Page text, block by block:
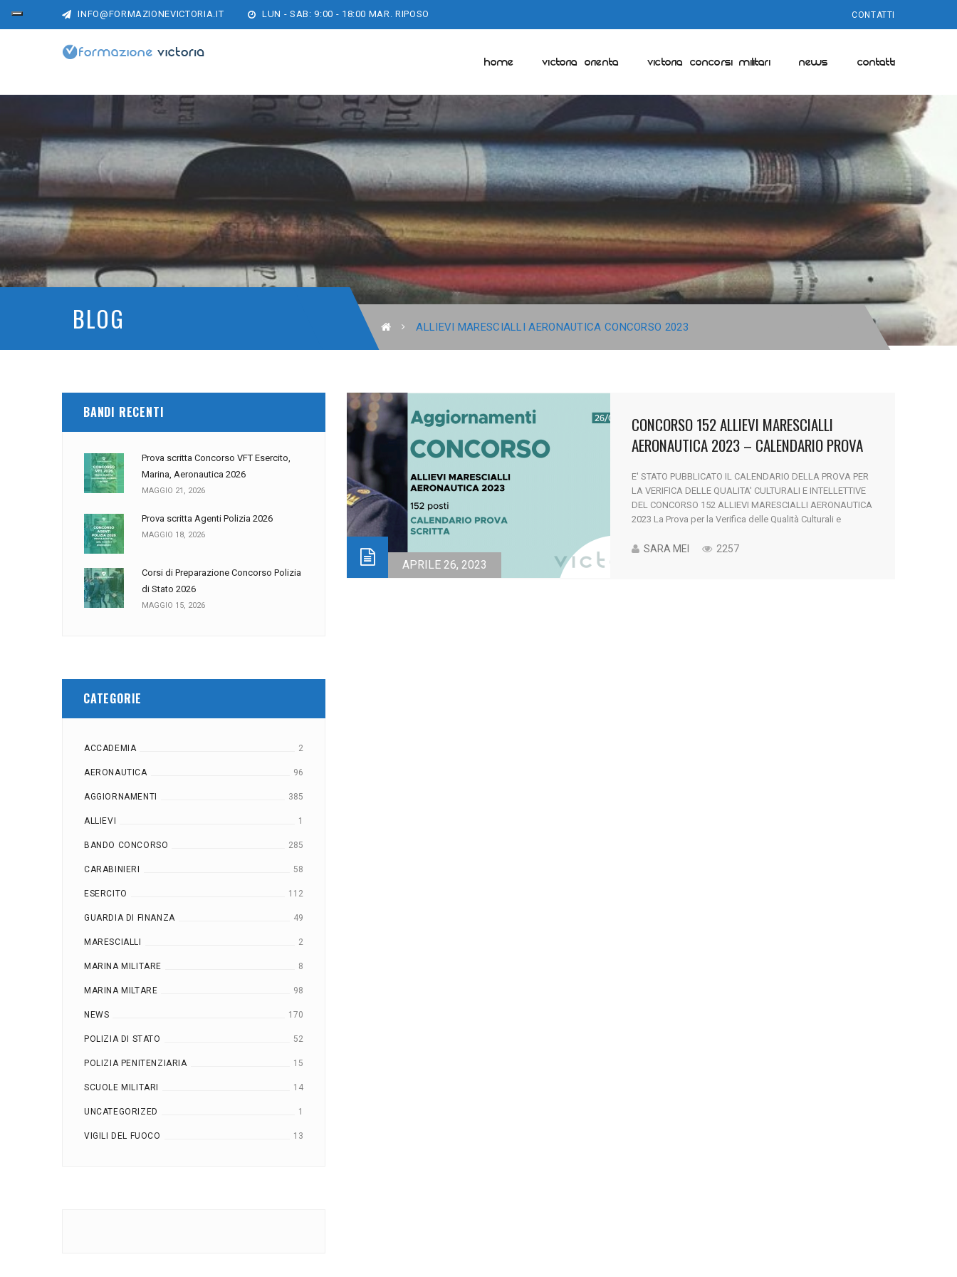
INFO@FORMAZIONEVICTORIA.IT LUN - SAB: 9:00 - 18:00 MAR. RIPOSO CONTATTI
HOME VICTORIA ORIENTA VICTORIA CONCORSI MILITARI NEWS CONTATTI
BLOG ALLIEVI MARESCIALLI AERONAUTICA CONCORSO 2023
BANDI RECENTI
Prova scritta Concorso VFT Esercito,
Marina, Aeronautica 2026
MAGGIO 21, 2026
Prova scritta Agenti Polizia 2026
MAGGIO 18, 2026
Corsi di Preparazione Concorso Polizia
di Stato 2026
MAGGIO 15, 2026
CATEGORIE
ACCADEMIA 2
AERONAUTICA 96
AGGIORNAMENTI 385
ALLIEVI 1
BANDO CONCORSO 285
CARABINIERI 58
ESERCITO 112
GUARDIA DI FINANZA 49
MARESCIALLI 2
MARINA MILITARE 8
MARINA MILTARE 98
NEWS 170
POLIZIA DI STATO 52
POLIZIA PENITENZIARIA 15
SCUOLE MILITARI 14
UNCATEGORIZED 1
VIGILI DEL FUOCO 13
APRILE 26, 2023
CONCORSO 152 ALLIEVI MARESCIALLI
AERONAUTICA 2023 – CALENDARIO PROVA
E' STATO PUBBLICATO IL CALENDARIO DELLA PROVA PER
LA VERIFICA DELLE QUALITA' CULTURALI E INTELLETTIVE
DEL CONCORSO 152 ALLIEVI MARESCIALLI AERONAUTICA
2023 La Prova per la Verifica delle Qualità Culturali e
2023 si svolgerà dal 5 al 7 Giugno 2023. Il Diario Completo
SARA MEI 2257